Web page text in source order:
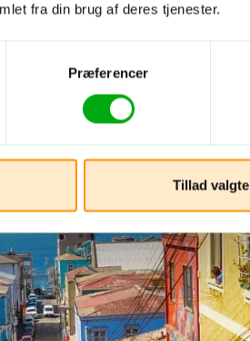
fra din brug af deres tjenester.
Præferencer
Tillad valgte